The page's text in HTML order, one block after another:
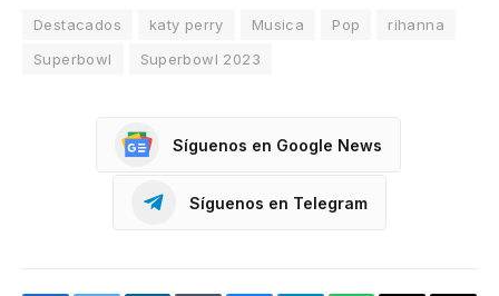
Destacados katy perry Musica Pop
rihanna
Superbowl
Superbowl 2023
Síguenos en Google News
Síguenos en Telegram